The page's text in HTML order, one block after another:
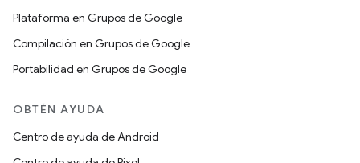
Plataforma en Grupos de Google
Compilación en Grupos de Google
Portabilidad en Grupos de Google
OBTÉN AYUDA
Centro de ayuda de Android